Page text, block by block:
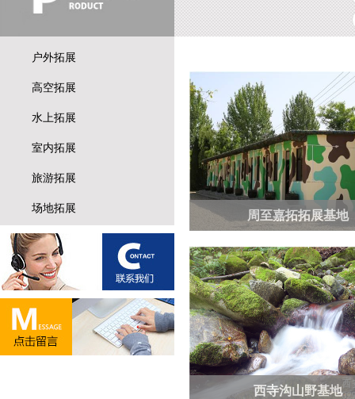
户外拓展
高空拓展
水上拓展
室内拓展
旅游拓展
场地拓展
周至嘉拓拓展基地
西寺沟山野基地